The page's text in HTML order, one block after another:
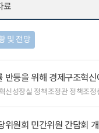
료
및 전망
반등을 위해 경제구조혁
신성장실 정책조정관 정책조정
위원회 민간위원 간담회